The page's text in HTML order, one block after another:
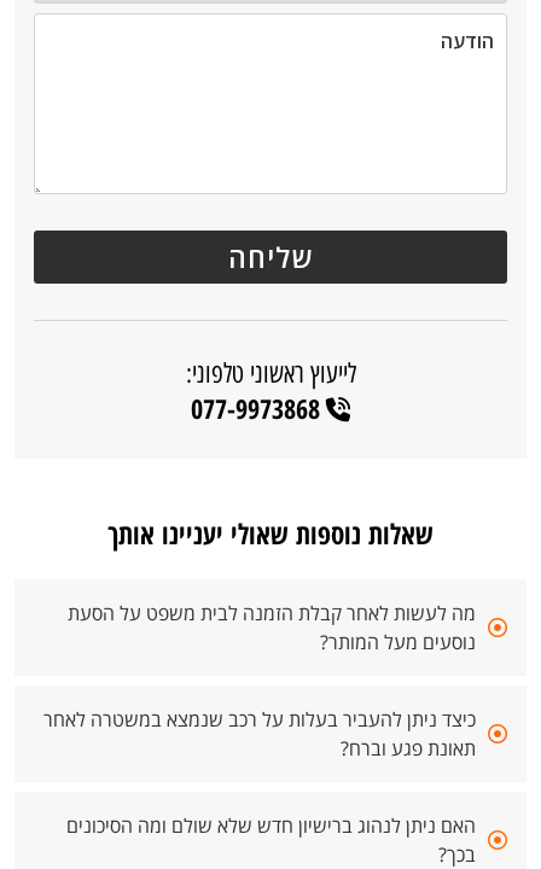
לייעוץ ראשוני טלפוני:
077-9973868
שאלות נוספות שאולי יעניינו אותך
מה לעשות לאחר קבלת הזמנה לבית משפט על הסעת
נוסעים מעל המותר?
כיצד ניתן להעביר בעלות על רכב שנמצא במשטרה לאחר
תאונת פגע וברח?
האם ניתן לנהוג ברישיון חדש שלא שולם ומה הסיכונים
בכך?